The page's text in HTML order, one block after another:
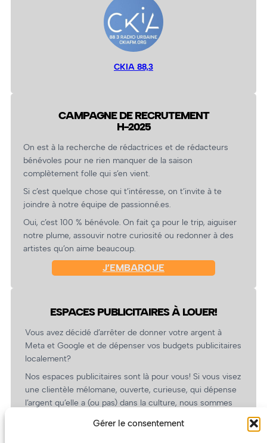
Gérer le consentement
CKIA 88,3
CAMPAGNE DE RECRUTEMENT
H-2025
On est à la recherche de rédactrices et de rédacteurs
bénévoles pour ne rien manquer de la saison
complètement folle qui s’en vient.
Si c’est quelque chose qui t’intéresse, on t’invite à te
joindre à notre équipe de passionné.es.
Oui, c’est 100 % bénévole. On fait ça pour le trip, aiguiser
notre plume, assouvir notre curiosité ou redonner à des
artistes qu’on aime beaucoup.
J’EMBARQUE
ESPACES PUBLICITAIRES À LOUER!
Vous avez décidé d’arrêter de donner votre argent à
Meta et Google et de dépenser vos budgets publicitaires
localement?
Nos espaces publicitaires sont là pour vous! Si vous visez
une clientèle mélomane, ouverte, curieuse, qui dépense
l’argent qu’elle a (ou pas) dans la culture, nous sommes